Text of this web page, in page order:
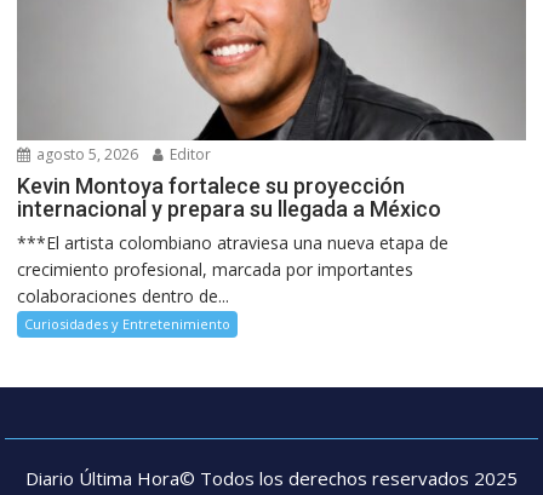
agosto 5, 2026 Editor
Kevin Montoya fortalece su proyección
internacional y prepara su llegada a México
***El artista colombiano atraviesa una nueva etapa de
crecimiento profesional, marcada por importantes
colaboraciones dentro de...
Curiosidades y Entretenimiento
Diario Última Hora© Todos los derechos reservados 2025